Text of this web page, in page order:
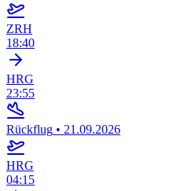
ZRH
18:40
HRG
23:55
Rückflug • 21.09.2026
HRG
04:15